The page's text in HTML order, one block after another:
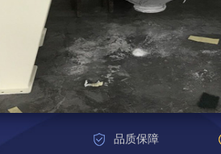
品质保障